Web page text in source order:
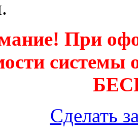
При
системы
Сделать